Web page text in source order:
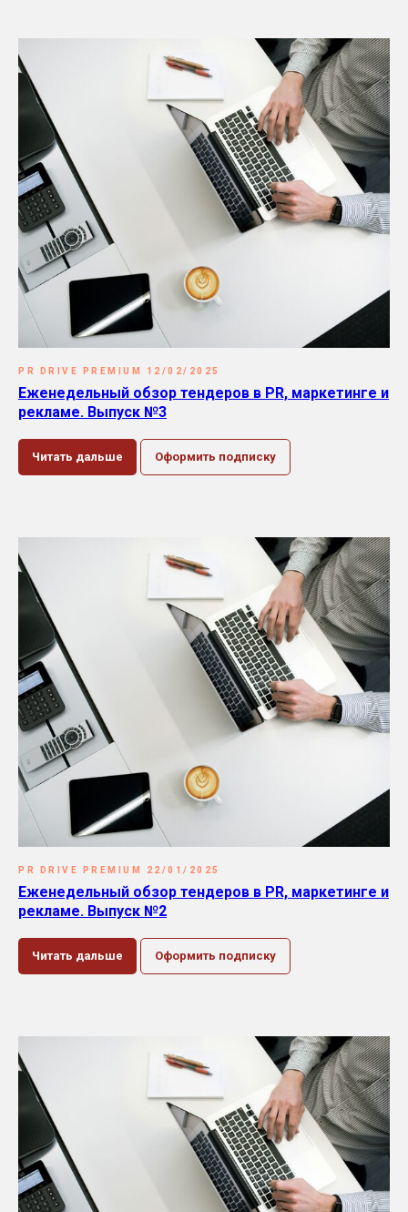
PR DRIVE PREMIUM 12/02/2025
Еженедельный обзор тендеров в PR, маркетинге и
рекламе. Выпуск №3
Читать дальше Оформить подписку
PR DRIVE PREMIUM 22/01/2025
Еженедельный обзор тендеров в PR, маркетинге и
рекламе. Выпуск №2
Читать дальше Оформить подписку